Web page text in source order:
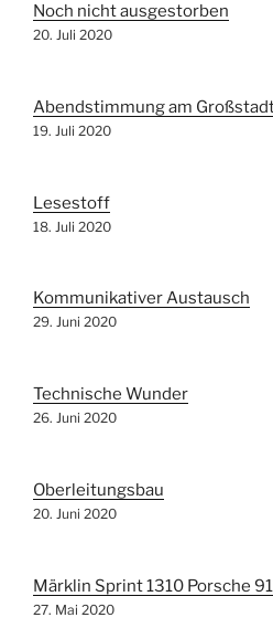
Noch nicht ausgestorben
20. Juli 2020
Abendstimmung am
19. Juli 2020
Lesestoff
18. Juli 2020
Kommunikativer Austausch
29. Juni 2020
Technische Wunder
26. Juni 2020
Oberleitungsbau
20. Juni 2020
Märklin Sprint 1310 Porsche
27. Mai 2020